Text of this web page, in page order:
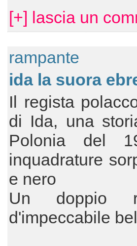
[+] lascia un
rampante
ida la suora
Il regista
di Ida, una
Polonia del
inquadrature
e nero
Un doppio
d'impeccabile